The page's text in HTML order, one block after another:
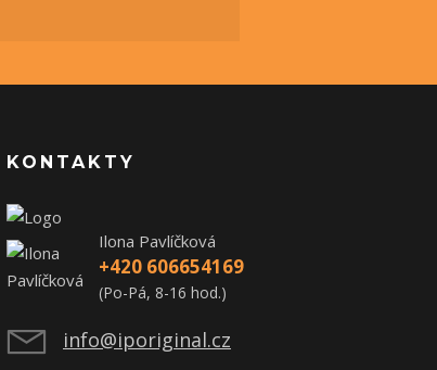
KONTAKTY
Ilona Pavlíčková
+420 606654169
(Po-Pá, 8-16 hod.)
info@iporiginal.cz